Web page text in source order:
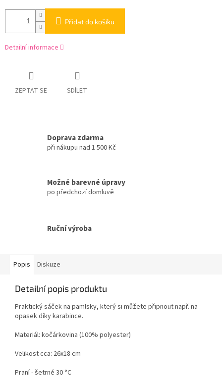
Přidat do košíku
Detailní informace
ZEPTAT SE SDÍLET
Doprava zdarma
při nákupu nad 1 500 Kč
Možné barevné úpravy
po předchozí domluvě
Ruční výroba
Popis Diskuze
Detailní popis produktu
Praktický sáček na pamlsky, který si můžete připnout např. na
opasek díky karabince.
Materiál: kočárkovina (100% polyester)
Velikost cca: 26x18 cm
Praní - šetrné 30 °C